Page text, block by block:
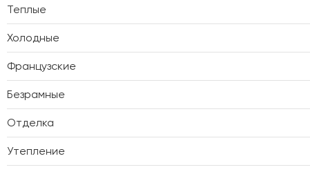
Теплые
Холодные
Французские
Безрамные
Отделка
Утепление